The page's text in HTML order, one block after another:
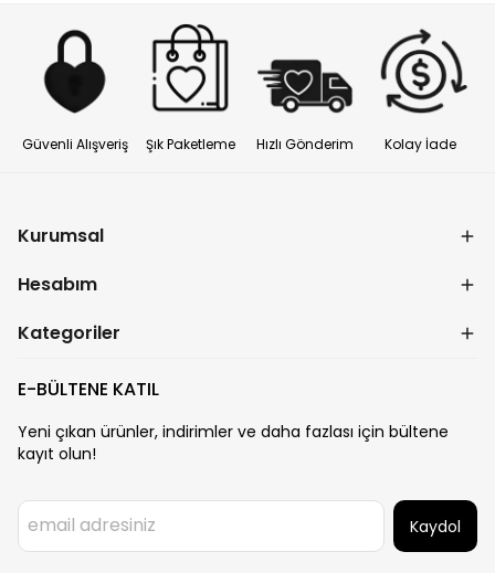
Güvenli Alışveriş Şık Paketleme Hızlı Gönderim Kolay İade
Kurumsal
Hesabım
Kategoriler
E-BÜLTENE KATIL
Yeni çıkan ürünler, indirimler ve daha fazlası için bültene
kayıt olun!
Kaydol